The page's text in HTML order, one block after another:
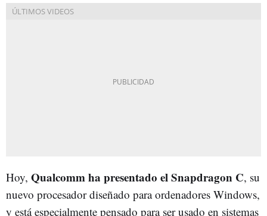
Hoy, Qualcomm ha presentado el Snapdragon C, su
nuevo procesador diseñado para ordenadores Windows,
y está especialmente pensado para ser usado en sistemas